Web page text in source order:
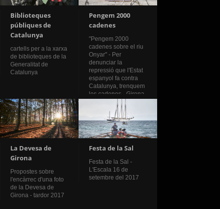
Biblioteques
públiques de
Catalunya
cartells per a la xarxa
de biblioteques de la
Generalitat de
Catalunya
Pengem 2000
cadenes
"Pengem 2000
cadenes sobre el riu
Onyar" - Per
denunciar la
repressió que l'Estat
espanyol fa contra
Catalunya, trenquem
les cadenes - Girona,
20 d'octubre de 2018
La Devesa de
Girona
Propostes sobre
l'encàrrec d'una foto
de la Devesa de
Girona - tardor 2017
Festa de la Sal
Festa de la Sal -
L'Escala 16 de
setembre del 2017